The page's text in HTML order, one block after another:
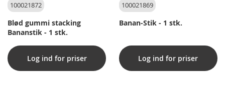
100021872
Blød gummi stacking
Bananstik - 1 stk.
Log ind for priser
100021869
Banan-Stik - 1 stk.
Log ind for priser